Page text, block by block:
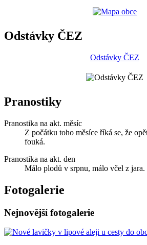
Odstávky ČEZ
Odstávky ČEZ
Pranostiky
Pranostika na akt. měsíc
Z počátku toho měsíce říká se, že
fouká.
Pranostika na akt. den
Málo plodů v srpnu, málo včel z jara.
Fotogalerie
Nejnovější fotogalerie